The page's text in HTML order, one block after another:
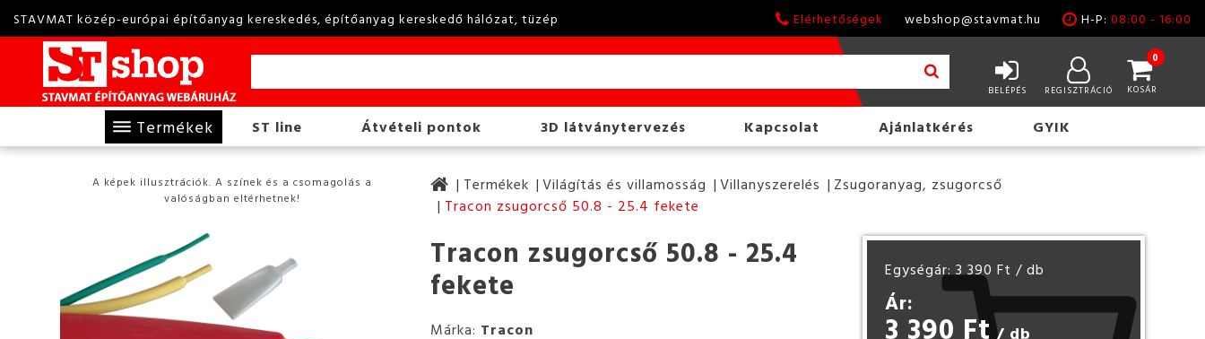
STAVMAT közép-európai építőanyag kereskedés, építőanyag kereskedő hálózat, tüzép Elérhetőségek webshop@stavmat.hu H-P: 08:00 - 16:00
BELÉPÉS REGISZTRÁCIÓ
0
KOSÁR
Termékek ST line Átvételi pontok 3D látványtervezés Kapcsolat Ajánlatkérés GYIK
A képek illusztrációk. A színek és a csomagolás a
valóságban eltérhetnek!
Termékek Világítás és villamosság Villanyszerelés
Zsugoranyag, zsugorcső
Tracon zsugorcső 50.8 - 25.4 fekete
Tracon zsugorcső 50.8 - 25.4
fekete
Márka: Tracon
Egységár: 3 390 Ft / db
Ár:
3 390 Ft / db